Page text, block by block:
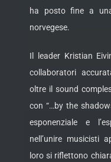
ha posto fine a
norvegese.
Il leader Kristian
collaboratori
oltre il sound
con “…by the
esponenziale e
nell’unire musicisti
loro si riflettono